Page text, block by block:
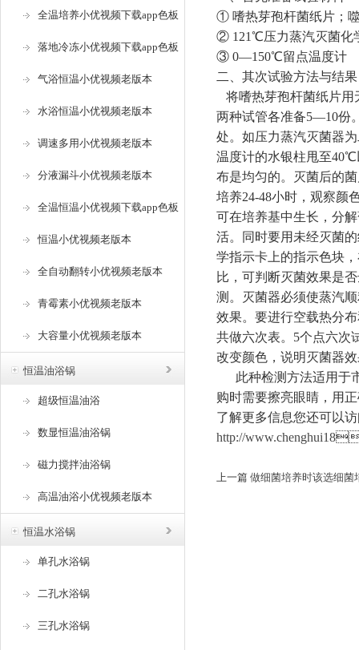
全温培养小优视频下载app色板
落地冷冻小优视频下载app色板
气浴恒温小优视频老版本
水浴恒温小优视频老版本
调速多用小优视频老版本
分液漏斗小优视频老版本
全温恒温小优视频下载app色板
恒温小优视频老版本
全自动翻转小优视频老版本
青霉素小优视频老版本
大容量小优视频老版本
恒温油浴锅
超级恒温油浴
数显恒温油浴锅
磁力搅拌油浴锅
高温油浴小优视频老版本
恒温水浴锅
单孔水浴锅
二孔水浴锅
三孔水浴锅
① 嗜热芽孢杆菌纸片
② 121℃压力蒸汽灭菌化学指
③ 0—150℃留点温度计
二、其次试验方法与结果
将嗜热芽孢杆菌纸片用
两种试管各准备5—10份
处。如压力蒸汽灭菌器为
温度计的水银柱甩至40℃
布是均匀的。灭菌后
培养24-48小时，观察颜
可在培养基中生长，
活。同时要用未经灭菌
学指示卡上的指示色块
比，可判断灭菌效果是
测。灭菌器必须使蒸汽
效果。要进行空载热分
共做六次表。5个点六
改变颜色，说明灭菌器效
此种检测方法适用于市
购时需要擦亮眼睛，用正
了解更多信息您还可以访问
http://
上一篇 做细菌培养时该选细菌